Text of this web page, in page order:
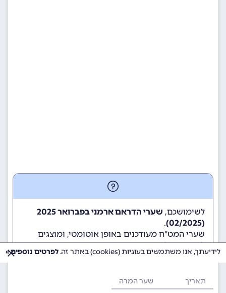
לשימושכם,
שערי הדראם ארמני בפברואר 2025
(02/2025)
.
שערי המט"ח מעודכנים באופן אוטומטי, ומוצגים
לשימוש גולשי ומשתמשי האתר.
תאריך שער המרה
לידיעתך, אנו משתמשים בעוגיות (cookies) באתר זה. לפרטים נוספים »